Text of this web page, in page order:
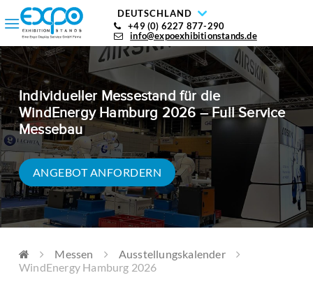
DEUTSCHLAND
+49 (0) 6227 877-290
info@expoexhibitionstands.de
Individueller Messestand für die
WindEnergy Hamburg 2026 – Full Service
Messebau
ANGEBOT ANFORDERN
Messen
Ausstellungskalender
WindEnergy Hamburg 2026